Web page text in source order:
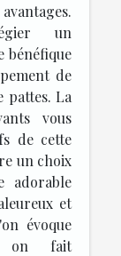
un
bénéfique
de
La
vous
de cette
un choix
adorable
et
évoque
on fait